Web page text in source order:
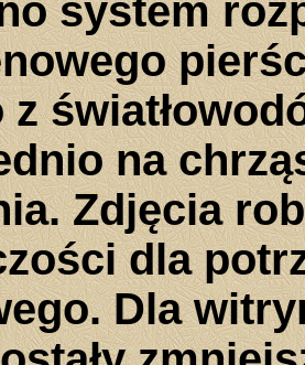
system
z
na
Zdjęcia
dla
Dla